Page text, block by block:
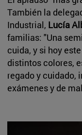
También la
Industrial, Lucía
familias: "Una
cuida, y si hoy
distintos colores,
regado y cuidado,
exámenes y de